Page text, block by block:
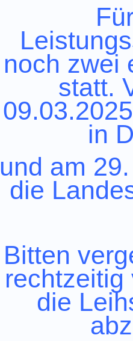
noch zwei
statt.
in
und am
die
Bitten
rechtzeitig
die